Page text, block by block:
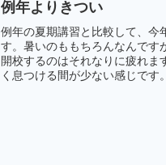
例年よりきつい
例年の夏期講習と比較して、今
す。暑いのももちろんなんです
開校するのはそれなりに疲れま
く息つける間が少ない感じです